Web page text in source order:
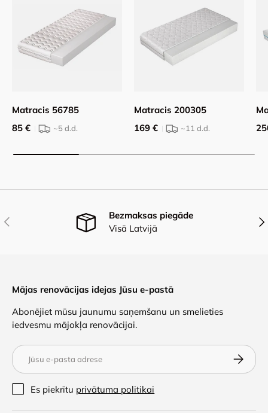
Matracis 56785
85 €
~5d.d.
Matracis 200305
169 €
~11 d.d.
Iepriekšējais
Bezmaksas piegāde
Visā Latvijā
Mājas renovācijas idejas Jūsu e-pastā
Abonējiet mūsu jaunumu saņemšanu un smelieties
iedvesmu mājokļa renovācijai.
E-pasts
Abonēt
Es piekrītu privātuma politikai